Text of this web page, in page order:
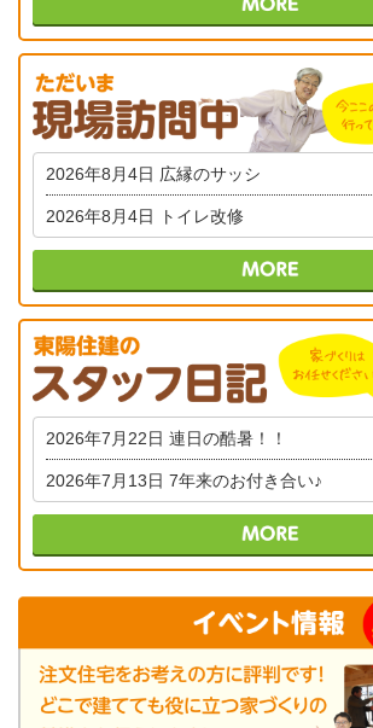
2026年8月4日 広縁のサッシ
2026年8月4日 トイレ改修
2026年7月22日 連日の酷暑！！
2026年7月13日 7年来のお付き合い♪